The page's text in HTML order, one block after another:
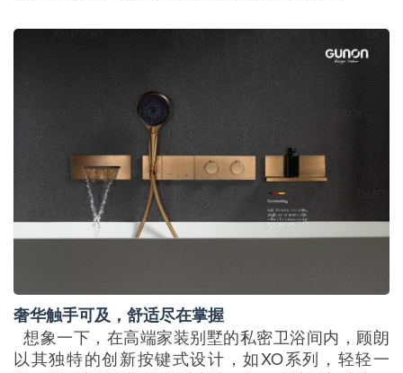
奢华触手可及，舒适尽在掌握
想象一下，在高端家装别墅的私密卫浴间内，顾朗
以其独特的创新按键式设计，如XO系列，轻轻一